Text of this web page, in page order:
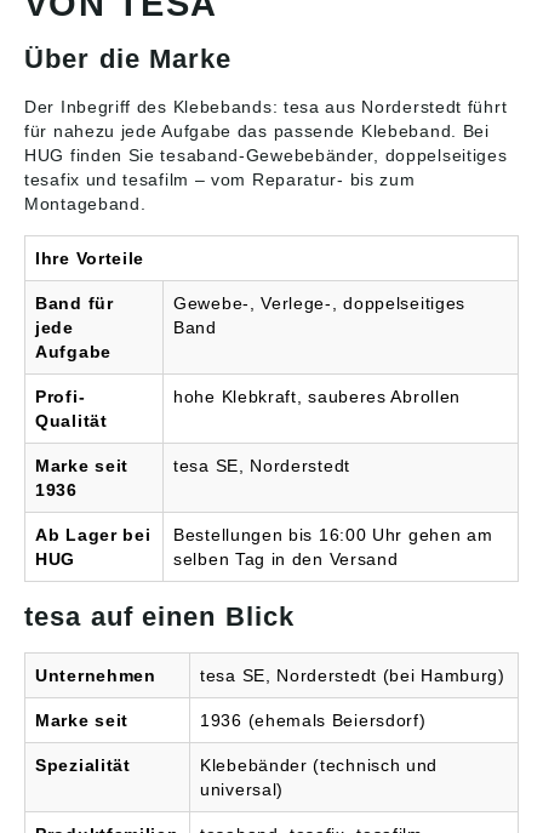
50 mm
Angaben gemäß
dnung ((EU) 2023/998):
tesa SE, Hugo-
Kirchberg-Str. 1, 22848
Norderstedt, DE,
presse@tesa.com
Produktsicherheitsveror
dnung ((EU) 2023/998):
tesa SE, Hugo-
Kirchberg-Str. 1, 22848
Norderstedt, DE,
Über die Marke
Der Inbegriff des Klebebands: tesa aus Norderstedt führt
für nahezu jede Aufgabe das passende Klebeband . Bei
HUG finden Sie tesaband-Gewebebänder, doppelseitiges
tesafix und tesafilm – vom Reparatur- bis zum
Montageband.
Ihre Vorteile
Band für
jede
Aufgabe
Gewebe-, Verlege-, doppelseitiges
Band
Profi-
Qualität
hohe Klebkraft, sauberes Abrollen
Marke seit
1936
tesa SE, Norderstedt
Ab Lager bei
HUG
Bestellungen bis 16:00 Uhr gehen am
selben Tag in den Versand
tesa auf einen Blick
Unternehmen tesa SE, Norderstedt (bei Hamburg)
Marke seit 1936 (ehemals Beiersdorf)
Spezialität
Klebebänder (technisch und
universal)